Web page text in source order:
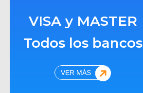
VISA y MASTER
Todos los bancos
VER MÁS